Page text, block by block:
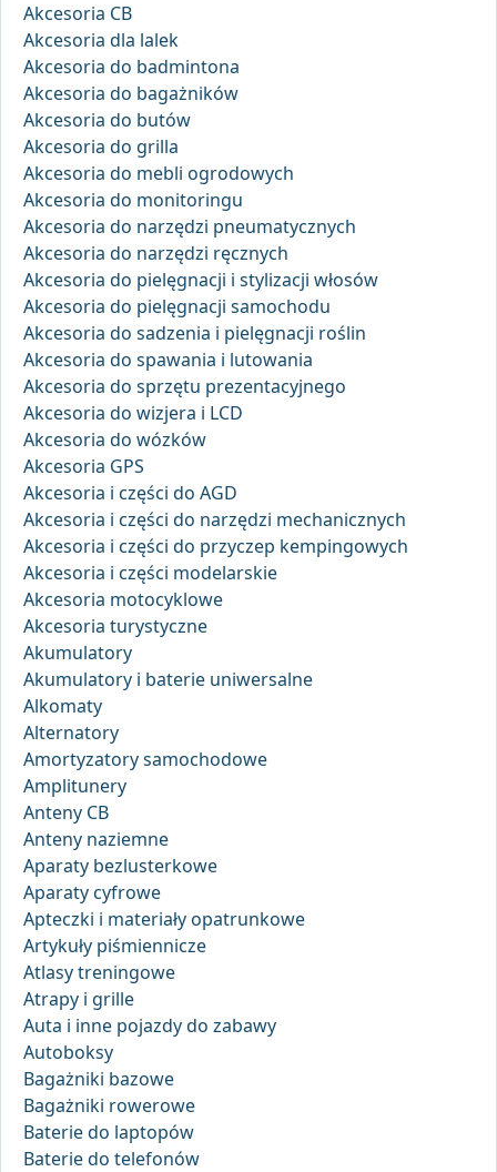
Akcesoria CB
Akcesoria dla lalek
Akcesoria do badmintona
Akcesoria do bagażników
Akcesoria do butów
Akcesoria do grilla
Akcesoria do mebli ogrodowych
Akcesoria do monitoringu
Akcesoria do narzędzi pneumatycznych
Akcesoria do narzędzi ręcznych
Akcesoria do pielęgnacji i stylizacji włosów
Akcesoria do pielęgnacji samochodu
Akcesoria do sadzenia i pielęgnacji roślin
Akcesoria do spawania i lutowania
Akcesoria do sprzętu prezentacyjnego
Akcesoria do wizjera i LCD
Akcesoria do wózków
Akcesoria GPS
Akcesoria i części do AGD
Akcesoria i części do narzędzi mechanicznych
Akcesoria i części do przyczep kempingowych
Akcesoria i części modelarskie
Akcesoria motocyklowe
Akcesoria turystyczne
Akumulatory
Akumulatory i baterie uniwersalne
Alkomaty
Alternatory
Amortyzatory samochodowe
Amplitunery
Anteny CB
Anteny naziemne
Aparaty bezlusterkowe
Aparaty cyfrowe
Apteczki i materiały opatrunkowe
Artykuły piśmiennicze
Atlasy treningowe
Atrapy i grille
Auta i inne pojazdy do zabawy
Autoboksy
Bagażniki bazowe
Bagażniki rowerowe
Baterie do laptopów
Baterie do telefonów